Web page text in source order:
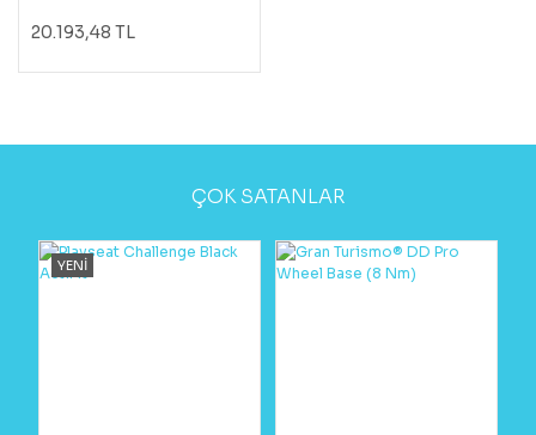
20.193,48 TL
ÇOK SATANLAR
YENİ